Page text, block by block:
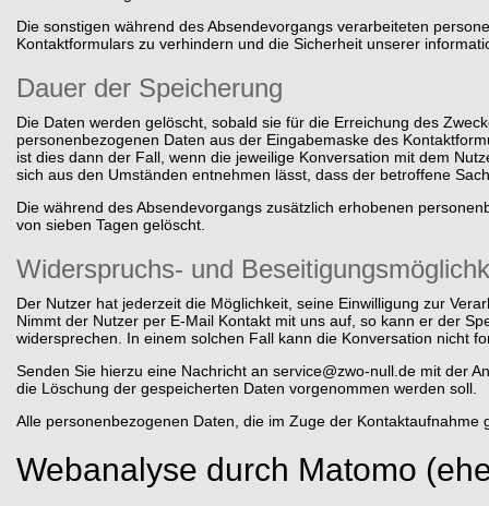
Die sonstigen während des Absendevorgangs verarbeiteten
Kontaktformulars zu verhindern und die Sicherheit unserer
Dauer der Speicherung
Die Daten werden gelöscht, sobald sie für die Erreichung des
personenbezogenen Daten aus der Eingabemaske des
ist dies dann der Fall, wenn die jeweilige Konversation mit dem
sich aus den Umständen entnehmen lässt, dass der betroffene
Die während des Absendevorgangs zusätzlich erhobenen
von sieben Tagen gelöscht.
Widerspruchs- und
Der Nutzer hat jederzeit die Möglichkeit, seine Einwilligung zur
Nimmt der Nutzer per E-Mail Kontakt mit uns auf, so kann er der
widersprechen. In einem solchen Fall kann die Konversation nicht
Senden Sie hierzu eine Nachricht an service@zwo-null.de mit der
die Löschung der gespeicherten Daten vorgenommen werden soll.
Alle personenbezogenen Daten, die im Zuge der
Webanalyse durch Matomo